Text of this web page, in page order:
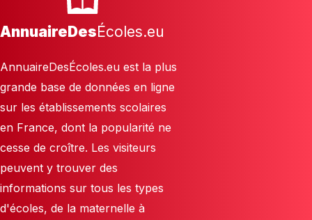
AnnuaireDesÉcoles.eu
AnnuaireDesÉcoles.eu est la plus
grande base de données en ligne
sur les établissements scolaires
en France, dont la popularité ne
cesse de croître. Les visiteurs
peuvent y trouver des
informations sur tous les types
d'écoles, de la maternelle à